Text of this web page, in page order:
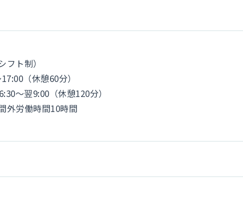
フト制）
（休憩60分）
～翌9:00（休憩120分）
外労働時間10時間